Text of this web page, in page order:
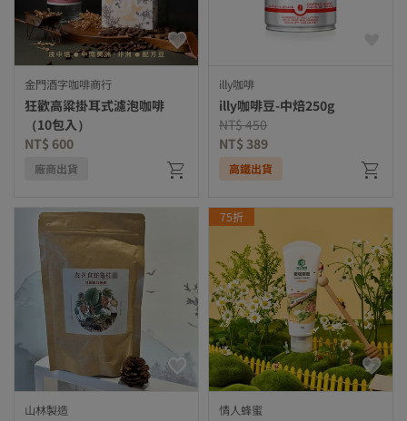
金門酒字咖啡商行
狂歡高粱掛耳式濾泡咖啡
（10包入）
NT$ 600
廠商出貨
illy咖啡
illy咖啡豆-中焙250g
Price reduced from
NT$ 450to
NT$ 389
高鐵出貨
山林製造 情人蜂蜜
75折